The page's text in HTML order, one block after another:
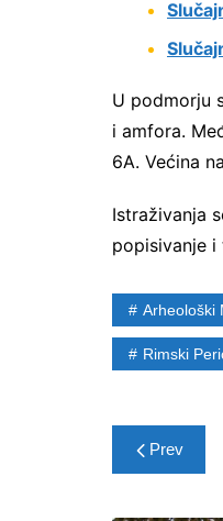
U podmorju
i amfora.
6A. Većina
Istraživanja
popisivanje
Arheološki
Rimski
Post
Prev